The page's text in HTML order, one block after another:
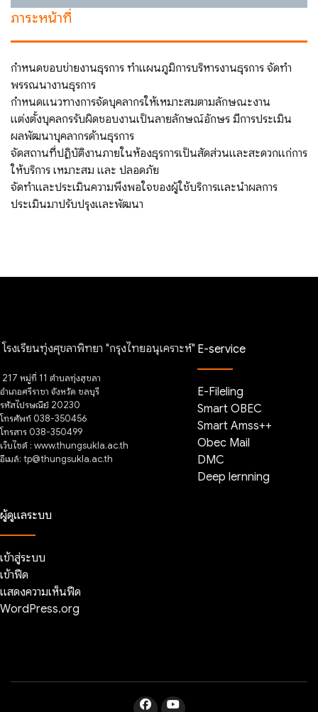
ภาระหน้าที่
กําหนดขอบข่ายงานธุรการ ทําแผนภูมิการบริหารงานธุรการ จัดทํา
พรรณนางานธุรการ
กําหนดแนวทางการจัดบุคลากรให้เหมาะสมตามลักษณะงาน
แต่งตั้งบุคลกรรับผิดชอบงานเป็นลายลักษณ์อักษร มีการประเมิน
ผลพัฒนาบุคลากรด้านธุรการ
จัดสถานที่ปฏิบัติงานภายในห้องธุรการเป็นสัดส่วนและสะดวกแก่การ
ให้บริการ เหมาะสม และ ปลอดภัย
จัดทําและประเมินความพึงพอใจของผู้ใช้บริการและนำผลการ
ประเมินมาปรับปรุงและพัฒนา
โรงเรียนทุ่งศุขลาพิทยา "กรุงไทยอนุเคราะห์"
217 หมู่ที่ 11 ตำบลทุ่งสุขลา
อำเภอศรีราชา จังหวัด ชลบุรี
รหัสไปรษณีย์ 20230
โทรศัพท์ 038-350456
โทรสาร 038-350499
เว็บไซต์ : www.thungsukla.ac.th
อีเมล์: tp@thungsukla.ac.th
E-service
E-Fileling
Smart OBEC
Smart Amss++
Obec Mail
DMC
Deep lernning
ผู้ดูแลระบบ
เข้าสู่ระบบ
เข้าฟีด
แสดงความเห็นฟีด
WordPress.org